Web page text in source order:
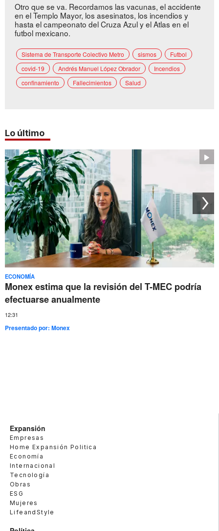
Otro que se va. Recordamos las vacunas, el accidente
en el Templo Mayor, los asesinatos, los incendios y
hasta el campeonato del Cruza Azul y el Atlas en el
futbol mexicano.
Sistema de Transporte Colectivo Metro sismos
Futbol
covid-19
Andrés Manuel López Obrador
Incendios
confinamiento
Fallecimientos Salud
Lo último
ECONOMÍA
Monex estima que la revisión del T-MEC podría
efectuarse anualmente
12:31
Presentado por:Monex
Expansión
Empresas
Home Expansión Politica
Economía
Internacional
Tecnología
Obras
ESG
Mujeres
LifeandStyle